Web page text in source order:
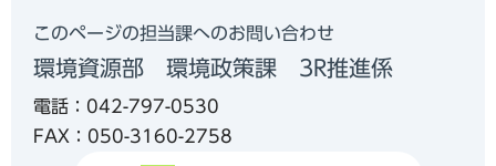
このページの担当課へのお問い合わせ
環境資源部 環境政策課 3R推進係
電話：042-797-0530
FAX：050-3160-2758